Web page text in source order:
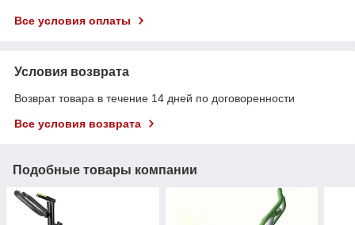
Все условия оплаты
Условия возврата
Возврат товара в течение 14 дней по договоренности
Все условия возврата
Подобные товары компании